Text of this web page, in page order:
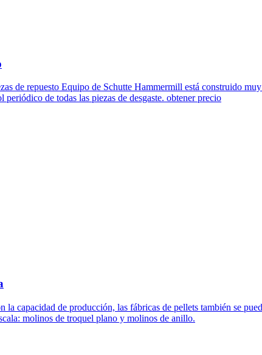
de repuesto Equipo de Schutte Hammermill está construido
de todas las piezas de desgaste. obtener precio
capacidad de producción, las fábricas de pellets también se
molinos de troquel plano y molinos de anillo.